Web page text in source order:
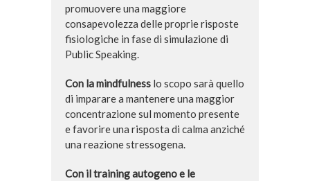
promuovere una maggiore
consapevolezza delle proprie risposte
fisiologiche in fase di simulazione di
Public Speaking.
Con la mindfulnesslo scopo sarà quello
di imparare a mantenere una maggior
concentrazione sul momento presente
e favorire una risposta di calma anziché
una reazione stressogena.
Con il training autogeno e le